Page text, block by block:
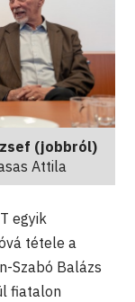
(jobbról)
Attila
egyik
tétele a
Szabó Balázs
fiatalon